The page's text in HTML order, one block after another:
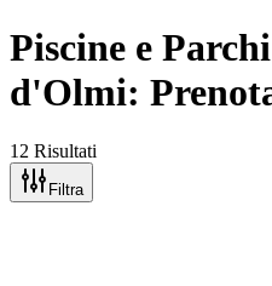
Piscine e
d'Olmi:
12 Risultati
Filtra